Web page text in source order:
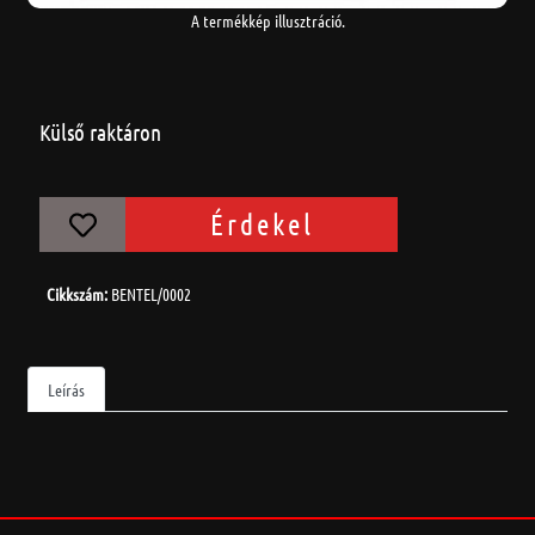
A termékkép illusztráció.
Külső raktáron
Érdekel
Cikkszám: BENTEL/0002
Leírás